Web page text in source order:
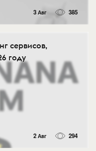
3 Авг 385
сервисов,
году
2 Авг 294